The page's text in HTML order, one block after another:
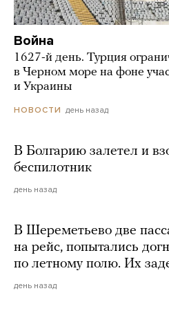
Война
1627-й день. Турция
в Черном море на фоне
и Украины
НОВОСТИ день назад
В Болгарию залетел и
беспилотник
день назад
В Шереметьево две
на рейс, попытались
по летному полю. Их
день назад